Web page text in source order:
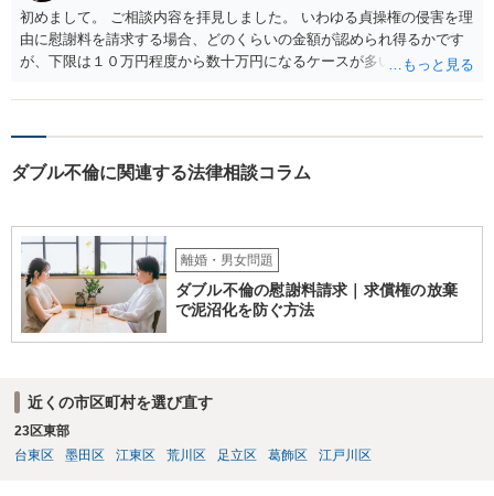
ないので、既婚者同士の婚約が成立するかといわれると、成立しない
と判断される可能性の方が高いと思われます。 ３について 和解をする
際には、清算条項という定めを設けることがほとんどです。 清算条項
を定めることによって、「これをもってお互いに今後一切請求しな
い」ことを双方が誓約することになります。 上記はあくまでも一般論
答ができるかと存じます。 弁護士に相談すべき事案かと存じますの
で、お早めにご相談されることをお勧めいたします。
初めまして。 ご相談内容を拝見しました。 いわゆる貞操権の侵害を理
由に慰謝料を請求する場合、どのくらいの金額が認められ得るかです
が、下限は１０万円程度から数十万円になるケースが多いかと思いま
実の有無など）、結婚を前提とするような交際関係であったかといっ
ダブル不倫に関連する法律相談コラム
離婚・男女問題
ダブル不倫の慰謝料請求｜求償権の放棄
で泥沼化を防ぐ方法
近くの市区町村を選び直す
23区東部
台東区
墨田区 江東区 荒川区 足立区 葛飾区 江戸川区